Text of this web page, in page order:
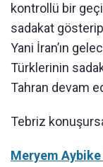
kontrollü bir
sadakat
Yani İran’ın
Türklerinin
Tahran devam
Tebriz
Meryem Aybike